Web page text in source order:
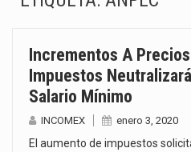
Incrementos A
Impuestos
Salario Mínimo
INCOMEX enero 3, 2020
El aumento de impuestos